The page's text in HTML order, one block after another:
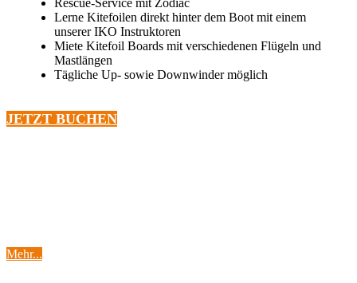
Rescue-Service mit Zodiac
Lerne Kitefoilen direkt hinter dem Boot mit einem
unserer IKO Instruktoren
Miete Kitefoil Boards mit verschiedenen Flügeln und
Mastlängen
Tägliche Up- sowie Downwinder möglich
JETZT BUCHEN
Mehr...